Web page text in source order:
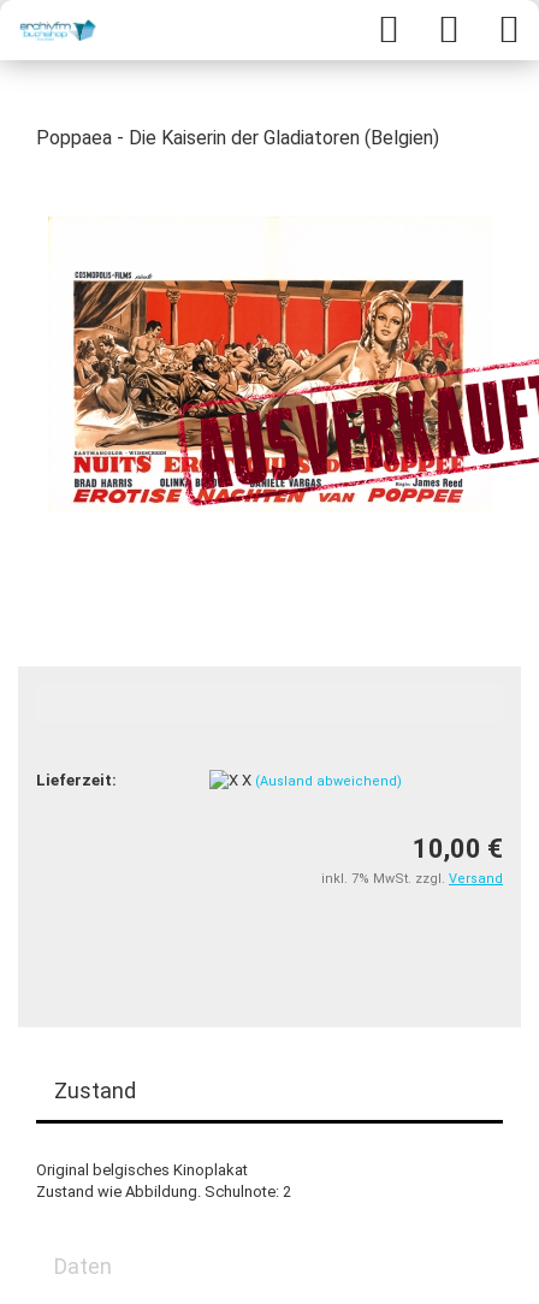
Poppaea - Die Kaiserin der Gladiatoren (Belgien)
Lieferzeit: X (Ausland abweichend)
10,00 €
inkl. 7% MwSt. zzgl. Versand
Zustand
Original belgisches Kinoplakat
Zustand wie Abbildung. Schulnote: 2
Daten